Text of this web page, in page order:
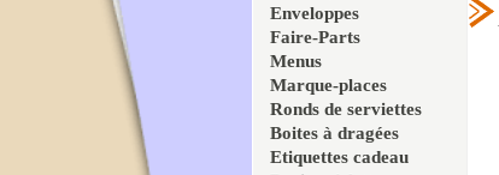
Enveloppes
Faire-Parts
Menus
Marque-places
Ronds de serviettes
Boites à dragées
Etiquettes cadeau